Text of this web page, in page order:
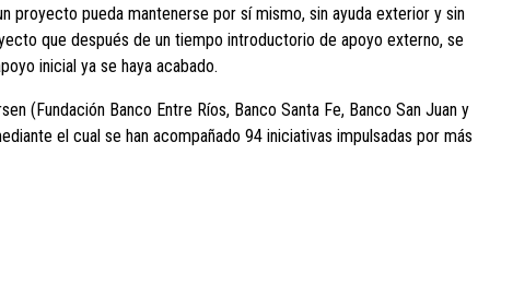
proyecto pueda mantenerse por sí mismo, sin ayuda exterior y sin
que después de un tiempo introductorio de apoyo externo, se
inicial ya se haya acabado.
(Fundación Banco Entre Ríos, Banco Santa Fe, Banco San Juan y
el cual se han acompañado 94 iniciativas impulsadas por más